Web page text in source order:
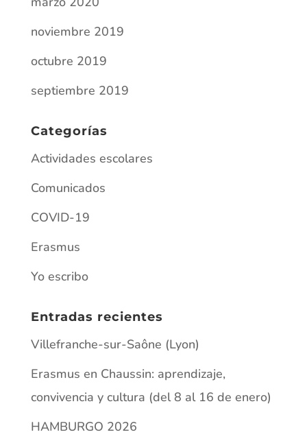
Erasmus
Yo escribo
Erasmus en Chaussin: aprendizaje,
convivencia y cultura (del 8 al 16 de enero)
HAMBURGO 2026
¡ATENCIÓN, ARTISTAS DEL IES
PALOMARES!
Matriculación ordinaria para el alumnado
AVISO LEGAL
POLÍTICA DE PRIVACIDAD